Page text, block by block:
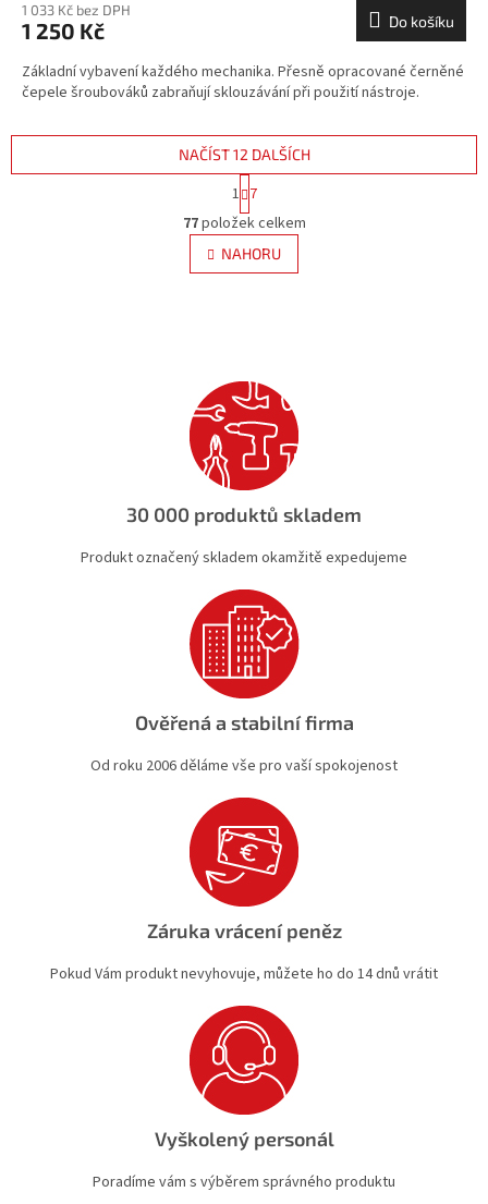
1 033 Kč bez DPH
1 250 Kč Do košíku
Základní vybavení každého mechanika. Přesně opracované černěné
čepele šroubováků zabraňují sklouzávání při použití nástroje.
O
v
l
á
p
r
v
k
y
ý
p
s
u
NAČÍST 12 DALŠÍCH
S
t
r
á
n
k
1 7
77položek celkem
NAHORU
30 000 produktů skladem
Produkt označený skladem okamžitě expedujeme
Ověřená a stabilní firma
Od roku 2006 děláme vše pro vaší spokojenost
Záruka vrácení peněz
Pokud Vám produkt nevyhovuje, můžete ho do 14 dnů vrátit
Vyškolený personál
Poradíme vám s výběrem správného produktu